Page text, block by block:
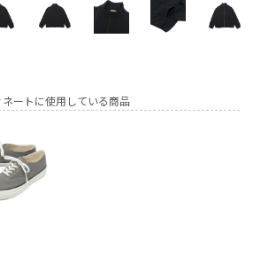
ネートに使用している商品